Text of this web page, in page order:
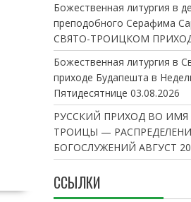
Божественная литургия в
преподобного Серафима
СВЯТО-ТРОИЦКОМ
Божественная литургия в
приходе Будапешта в
Пятидесятнице 03.08.2026
РУССКИЙ ПРИХОД ВО ИМЯ
ТРОИЦЫ —
БОГОСЛУЖЕНИЙ АВГУСТ
ССЫЛКИ